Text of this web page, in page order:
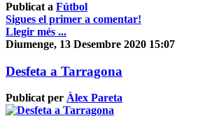
Publicat a Fútbol
Sigues el primer a comentar!
Llegir més ...
Diumenge, 13 Desembre 2020 15:07
Desfeta a Tarragona
Publicat per Àlex Pareta